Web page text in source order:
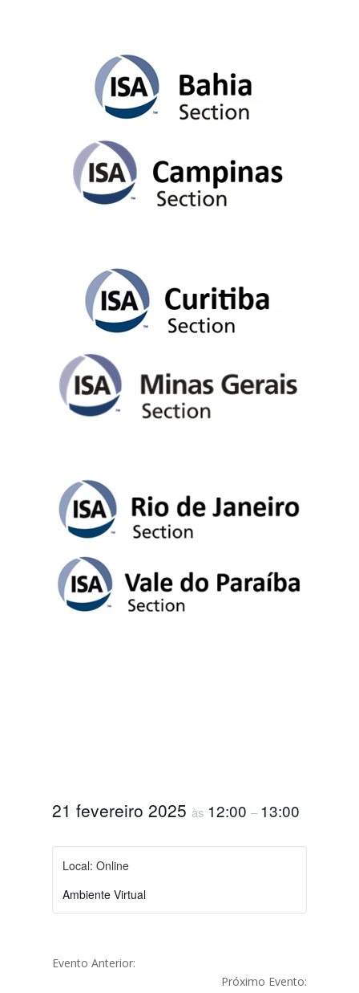
21 fevereiro 2025 às 12:00 – 13:00
Local: Online
Ambiente Virtual
Evento Anterior:
Próximo Evento: